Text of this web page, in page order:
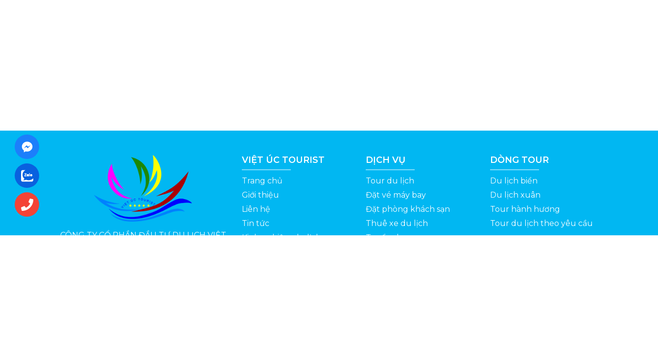
CÔNG TY CỔ PHẦN ĐẦU TƯ DU LỊCH VIỆT
VIỆT ÚC TOURIST
Trang chủ
Giới thiệu
Liên hệ
Tin tức
Kinh nghiệm du lịch
DỊCH VỤ
Tour du lịch
Đặt vé máy bay
Đặt phòng khách sạn
Thuê xe du lịch
Tuyển dụng
DÒNG TOUR
Du lịch biển
Du lịch xuân
Tour hành hương
Tour du lịch theo yêu cầu